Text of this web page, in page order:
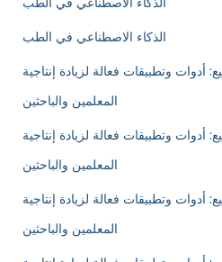
الذكاء الاصطناعي في الطب
أدوات وتطبيقات فعالة لزيادة إنتاجية
المعلمين والباحثين
أدوات وتطبيقات فعالة لزيادة إنتاجية
المعلمين والباحثين
أدوات وتطبيقات فعالة لزيادة إنتاجية
المعلمين والباحثين